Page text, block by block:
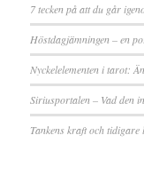
7 tecken på att du går
Höstdagjämningen – en
Nyckelelementen i tarot:
Siriusportalen – Vad den
Tankens kraft och